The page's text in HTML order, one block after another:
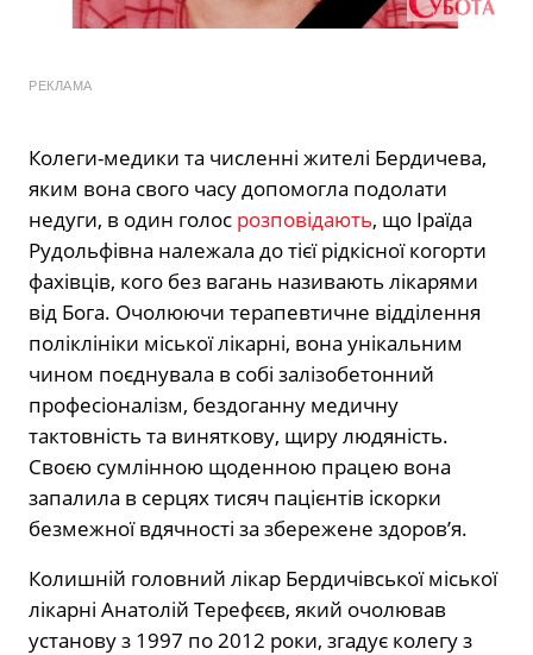
РЕКЛАМА
Колеги-медики та численні жителі Бердичева,
яким вона свого часу допомогла подолати
недуги, в один голос розповідають, що Іраїда
Рудольфівна належала до тієї рідкісної когорти
фахівців, кого без вагань називають лікарями
від Бога. Очолюючи терапевтичне відділення
поліклініки міської лікарні, вона унікальним
чином поєднувала в собі залізобетонний
професіоналізм, бездоганну медичну
тактовність та виняткову, щиру людяність.
Своєю сумлінною щоденною працею вона
запалила в серцях тисяч пацієнтів іскорки
безмежної вдячності за збережене здоров’я.
Колишній головний лікар Бердичівської міської
лікарні Анатолій Терефєєв, який очолював
установу з 1997 по 2012 роки, згадує колегу з